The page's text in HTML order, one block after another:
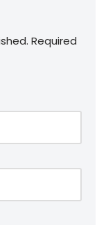
Required